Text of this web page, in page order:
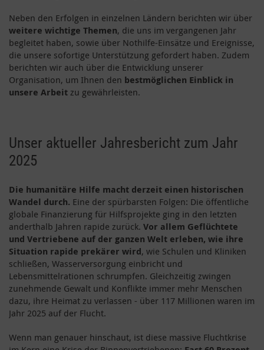
Neben den Erfolgen in einzelnen Ländern berichten wir über
weitere wichtige Themen, die uns im vergangenen Jahr
begleitet haben, sowie über Nothilfe-Einsätze und Ereignisse,
die unsere sofortige Unterstützung gefordert haben. Zudem
berichten wir auch über die Entwicklung unserer
Organisation, um Ihnen den bestmöglichen Einblick in
unsere Arbeit zu gewährleisten.
Unser aktueller Jahresbericht zum Jahr
2025
Die humanitäre Hilfe macht derzeit einen historischen
Wandel durch. Eine der spürbarsten Folgen: Die öffentliche
globale Finanzierung für Hilfsprojekte ging in den letzten
anderthalb Jahren rapide zurück. Vor allem Geflüchtete
und Vertriebene auf der ganzen Welt erleben, wie ihre
Situation rapide prekärer wird, wie Schulen und Kliniken
schließen, Wasserversorgung einbricht und
Lebensmittelrationen schrumpfen. Gleichzeitig zwingen
zunehmende Gewalt und Konflikte immer mehr Menschen
dazu, ihre Heimat zu verlassen - über 117 Millionen waren im
Jahr 2025 auf der Flucht.
Wenn man genauer hinschaut, ist diese massive Fluchtkrise